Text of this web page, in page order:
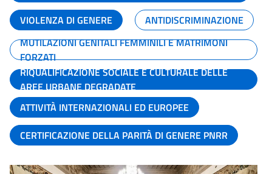
VIOLENZA DI GENERE
ANTIDISCRIMINAZIONE
MUTILAZIONI GENITALI FEMMINILI E MATRIMONI
FORZATI
RIQUALIFICAZIONE SOCIALE E CULTURALE DELLE
AREE URBANE DEGRADATE
ATTIVITÀ INTERNAZIONALI ED EUROPEE
CERTIFICAZIONE DELLA PARITÀ DI GENERE PNRR